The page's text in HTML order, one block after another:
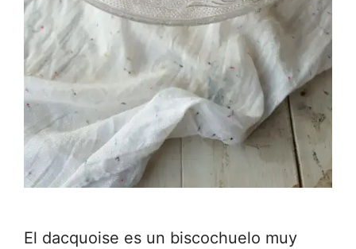
El dacquoise es un biscochuelo muy